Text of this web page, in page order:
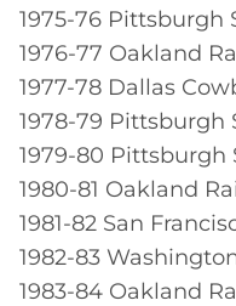
1975-76 Pittsburgh
1976-77 Oakland
1977-78 Dallas
1978-79 Pittsburgh
1979-80 Pittsburgh
1980-81 Oakland
1981-82 San
1982-83
1983-84 Oakland